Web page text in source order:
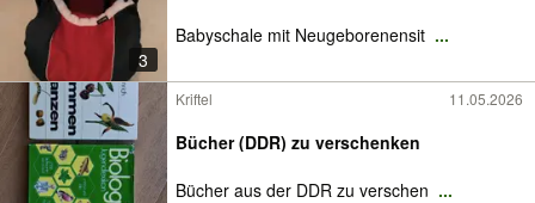
3
Babyschale mit Neugeborenensit ...
Kriftel 11.05.2026
Bücher (DDR) zu verschenken
Bücher aus der DDR zu verschen ...